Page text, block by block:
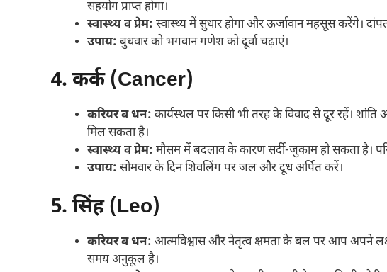
सहयोग प्राप्त होगा।
स्वास्थ्य व प्रेम: स्वास्थ्य में सुधार होगा और ऊर्जावान महसूस करेंगे।
उपाय: बुधवार को भगवान गणेश को दूर्वा चढ़ाएं।
4. कर्क (Cancer)
करियर व धन: कार्यस्थल पर किसी भी तरह के विवाद से दूर रहें।
मिल सकता है।
स्वास्थ्य व प्रेम: मौसम में बदलाव के कारण सर्दी-जुकाम हो सकता है।
उपाय: सोमवार के दिन शिवलिंग पर जल और दूध अर्पित करें।
5. सिंह (Leo)
करियर व धन: आत्मविश्वास और नेतृत्व क्षमता के बल पर आप अपने
समय अनुकूल है।